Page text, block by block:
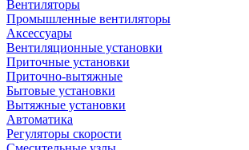
Вентиляторы
Промышленные вентиляторы
Аксессуары
Вентиляционные установки
Приточные установки
Приточно-вытяжные
Бытовые установки
Вытяжные установки
Автоматика
Регуляторы скорости